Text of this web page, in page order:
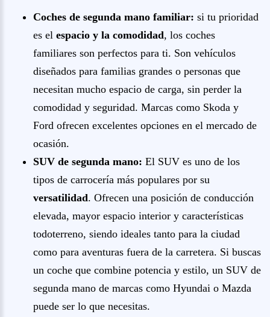
Coches de segunda mano familiar: si tu prioridad
es el espacio y la comodidad, los coches
familiares son perfectos para ti. Son vehículos
diseñados para familias grandes o personas que
necesitan mucho espacio de carga, sin perder la
comodidad y seguridad. Marcas como Skoda y
Ford ofrecen excelentes opciones en el mercado de
ocasión.
SUV de segunda mano: El SUV es uno de los
tipos de carrocería más populares por su
versatilidad. Ofrecen una posición de conducción
elevada, mayor espacio interior y características
todoterreno, siendo ideales tanto para la ciudad
como para aventuras fuera de la carretera. Si buscas
un coche que combine potencia y estilo, un SUV de
segunda mano de marcas como Hyundai o Mazda
puede ser lo que necesitas.